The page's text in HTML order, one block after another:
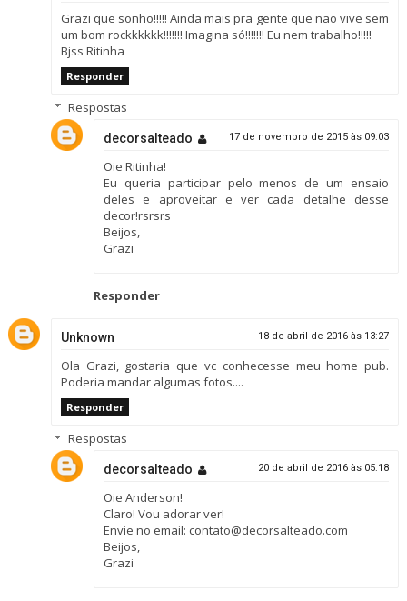
Grazi que sonho!!!!! Ainda mais pra gente que não vive sem
um bom rockkkkkk!!!!!!! Imagina só!!!!!!! Eu nem trabalho!!!!!
Bjss Ritinha
Responder
Respostas
decorsalteado 17 de novembro de 2015 às 09:03
Oie Ritinha!
Eu queria participar pelo menos de um ensaio
deles e aproveitar e ver cada detalhe desse
decor!rsrsrs
Beijos,
Grazi
Responder
Unknown 18 de abril de 2016 às 13:27
Ola Grazi, gostaria que vc conhecesse meu home pub.
Poderia mandar algumas fotos....
Responder
Respostas
decorsalteado 20 de abril de 2016 às 05:18
Oie Anderson!
Claro! Vou adorar ver!
Envie no email: contato@decorsalteado.com
Beijos,
Grazi